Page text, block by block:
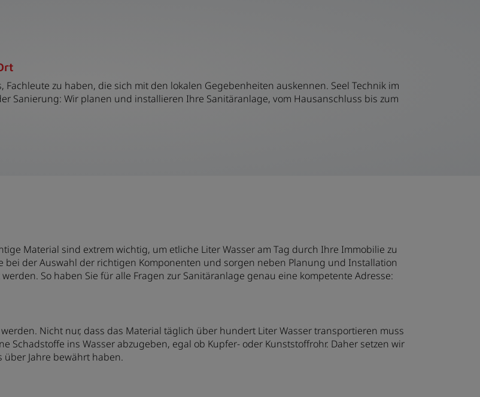
zu haben, die sich mit den lokalen Gegebenheiten auskennen. Seel Technik im
Sanierung: Wir planen und installieren Ihre Sanitäranlage, vom Hausanschluss bis zum
Material sind extrem wichtig, um etliche Liter Wasser am Tag durch Ihre Immobilie zu
der Auswahl der richtigen Komponenten und sorgen neben Planung und Installation
So haben Sie für alle Fragen zur Sanitäranlage genau eine kompetente Adresse:
Nicht nur, dass das Material täglich über hundert Liter Wasser transportieren muss
Schadstoffe ins Wasser abzugeben, egal ob Kupfer- oder Kunststoffrohr. Daher setzen wir
Jahre bewährt haben.